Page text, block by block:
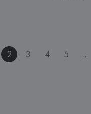
2 3 4 5 ...